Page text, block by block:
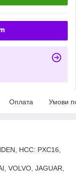
Оплата Умови
HCC: PXC16,
VOLVO, JAGUAR,